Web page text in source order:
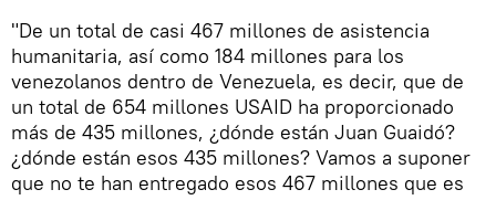
"De un total de casi 467 millones de asistencia
humanitaria, así como 184 millones para los
venezolanos dentro de Venezuela, es decir, que de
un total de 654 millones USAID ha proporcionado
más de 435 millones, ¿dónde están Juan Guaidó?
¿dónde están esos 435 millones? Vamos a suponer
que no te han entregado esos 467 millones que es